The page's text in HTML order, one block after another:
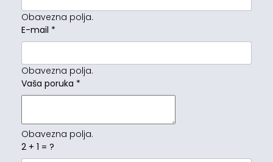
Obavezna polja.
E-mail *
Obavezna polja.
Vaša poruka *
Obavezna polja.
2 + 1 = ?